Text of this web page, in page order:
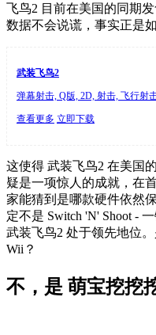
飞鸟2 目前在美国的同期
数据不会说谎，事实正是如
武装飞鸟2
弹幕射击, Q版, 2D, 射击, 飞行射
查看更多 立即下载
这使得 武装飞鸟2 在美国
疑是一项惊人的成就，在
家能猜到是哪款硬件依然
定不是 Switch 'N' Shoot -
武装飞鸟2 处于领先地位
Wii？
不，是 萌宝挖挖